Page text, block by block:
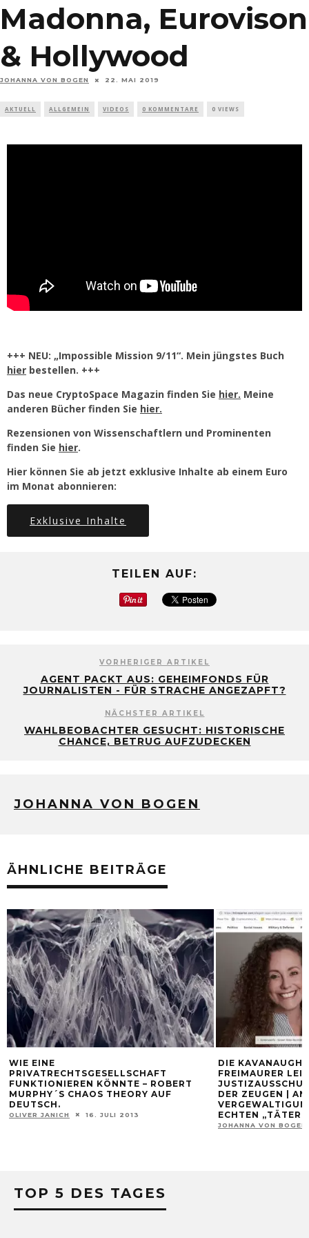
Madonna, Eurovison
& Hollywood
JOHANNA VON BOGEN 22. MAI 2019
AKTUELL ALLGEMEIN VIDEOS 0 KOMMENTARE 0 VIEWS
+++ NEU: „Impossible Mission 9/11“. Mein jüngstes Buch
hier bestellen. +++
Das neue CryptoSpace Magazin finden Sie hier. Meine
anderen Bücher finden Sie hier.
Rezensionen von Wissenschaftlern und Prominenten
finden Sie hier.
Hier können Sie ab jetzt exklusive Inhalte ab einem Euro
im Monat abonnieren:
Exklusive Inhalte
TEILEN AUF:
VORHERIGER ARTIKEL
AGENT PACKT AUS: GEHEIMFONDS FÜR
JOURNALISTEN - FÜR STRACHE ANGEZAPFT?
NÄCHSTER ARTIKEL
WAHLBEOBACHTER GESUCHT: HISTORISCHE
CHANCE, BETRUG AUFZUDECKEN
JOHANNA VON BOGEN
ÄHNLICHE BEITRÄGE
WIE EINE
PRIVATRECHTSGESELLSCHAFT
FUNKTIONIEREN KÖNNTE – ROBERT
MURPHY´S CHAOS THEORY AUF
DEUTSCH.
OLIVER JANICH 16. JULI 2013
DIE
FREIMAURER
DER ZEUGEN |
ECHTEN
JOHANNA VON BOGEN
TOP 5 DES TAGES